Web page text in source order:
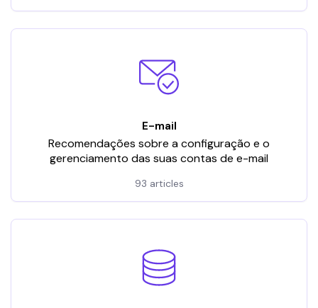
E-mail
Recomendações sobre a configuração e o
gerenciamento das suas contas de e-mail
93 articles